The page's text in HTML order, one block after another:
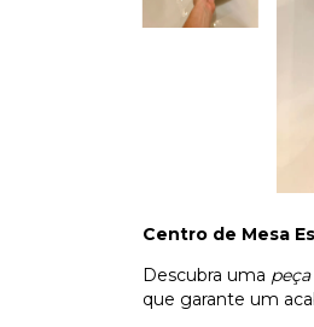
Centro de Mesa
Descubra uma
que garante um